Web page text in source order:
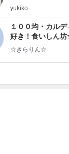
ep Life Simple◆
yukiko
１００均・カルデ
好き！食いしん
らりん☆のブログ
☆きらりん☆